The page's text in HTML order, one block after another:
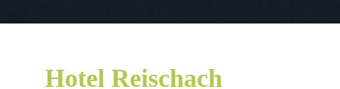
Hotel Reischach